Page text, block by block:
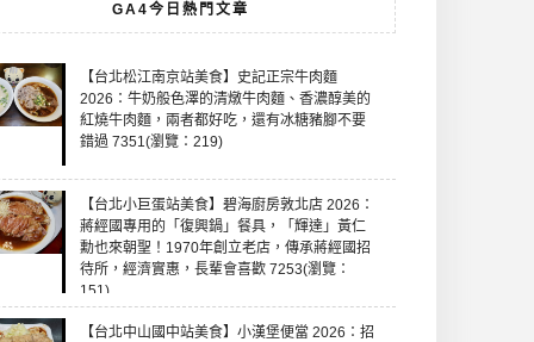
GA4今日熱門文章
【台北松江南京站美食】史記正宗牛肉麵
2026：牛奶般色澤的清燉牛肉麵、香濃醇美的
紅燒牛肉麵，兩者都好吃，還有冰糖豬腳不要
錯過 7351(瀏覽：219)
【台北小巨蛋站美食】碧海廚房敦北店 2026：
蔣經國專用的「復興鍋」餐具，「輝達」黃仁
勳也來朝聖！1970年創立老店，傳承蔣經國招
待所，經濟實惠，長輩會喜歡 7253(瀏覽：
151)
【台北中山國中站美食】小漢堡便當 2026：招